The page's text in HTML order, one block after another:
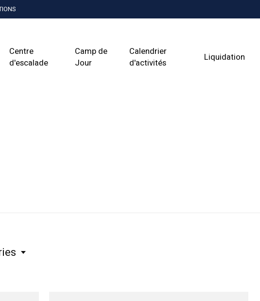
Centre
d'escalade
Camp de
Jour
Calendrier
d'activités
Liquidation
Canada